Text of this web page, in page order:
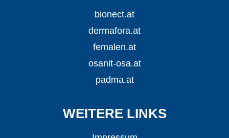
bionect.at
dermafora.at
femalen.at
osanit-osa.at
padma.at
WEITERE LINKS